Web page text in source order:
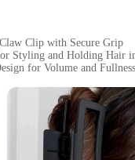
Clip with Secure Grip
Styling and Holding Hair
for Volume and Fullness
in Sets for Easy Styling
these Big Claw Clips
for a sleek ponytail or